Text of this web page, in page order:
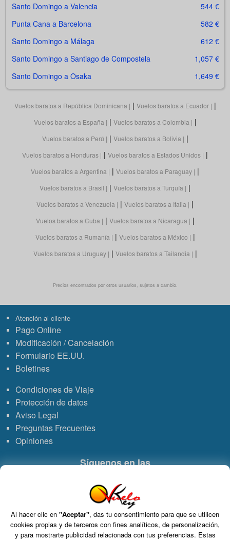
Santo Domingo a Valencia
544 €
Punta Cana a Barcelona
582 €
Santo Domingo a Málaga
612 €
Santo Domingo a Santiago de Compostela
1,057 €
Santo Domingo a Osaka
1,649 €
Vuelos baratos a República Dominicana | Vuelos baratos a Ecuador |
Vuelos baratos a España | Vuelos baratos a Colombia |
Vuelos baratos a Perú | Vuelos baratos a Bolivia |
Vuelos baratos a Honduras | Vuelos baratos a Estados Unidos |
Vuelos baratos a Argentina | Vuelos baratos a Paraguay |
Vuelos baratos a Brasil | Vuelos baratos a Turquía |
Vuelos baratos a Venezuela | Vuelos baratos a Italia |
Vuelos baratos a Cuba | Vuelos baratos a Nicaragua |
Vuelos baratos a Rumanía | Vuelos baratos a México |
Vuelos baratos a Uruguay | Vuelos baratos a Tailandia |
Precios encontrados por otros usuarios, sujetos a cambio.
Atención al cliente
Pago Online
Modificación / Cancelación
Formulario EE.UU.
Boletines
Condiciones de Viaje
Protección de datos
Aviso Legal
Preguntas Frecuentes
Opiniones
Síguenos en las
Enlace
a
Enlace
a
a
de
Grupo VDT - Viajes Dominicana Tours. C.I.C.M.A. n° 960 CIF: B-82748864
S.L. Tomo 15717, Folio 126, Hoja Registral 264927.
Al hacer clic en "Aceptar", das tu consentimiento para que se utilicen
cookies propias y de terceros con fines analíticos, de personalización,
y para mostrarte publicidad relacionada con tus preferencias. Estas